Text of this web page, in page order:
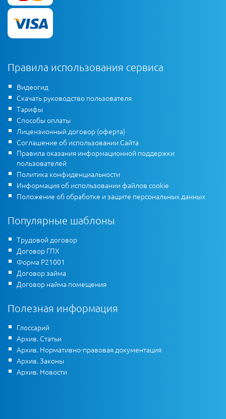
Правила использования сервиса
Видеогид
Скачать руководство пользователя
Тарифы
Способы оплаты
Лицензионный договор (оферта)
Соглашение об использовании Сайта
Правила оказания информационной поддержки
пользователей
Политика конфиденциальности
Информация об использовании файлов cookie
Положение об обработке и защите персональных данных
Популярные шаблоны
Трудовой договор
Договор ГПХ
Форма Р21001
Договор займа
Договор найма помещения
Полезная информация
Глоссарий
Архив. Статьи
Архив. Нормативно-правовая документация
Архив. Законы
Архив. Новости